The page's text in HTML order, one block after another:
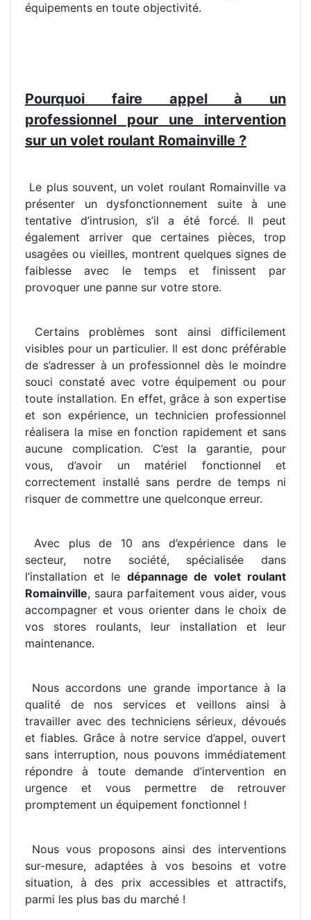
équipements en toute objectivité.
Pourquoi faire appel à un
professionnel pour une intervention
sur un volet roulant Romainville ?
Le plus souvent, un volet roulant Romainville va
présenter un dysfonctionnement suite à une
tentative d’intrusion, s’il a été forcé. Il peut
également arriver que certaines pièces, trop
usagées ou vieilles, montrent quelques signes de
faiblesse avec le temps et finissent par
provoquer une panne sur votre store.
Certains problèmes sont ainsi difficilement
visibles pour un particulier. Il est donc préférable
de s’adresser à un professionnel dès le moindre
souci constaté avec votre équipement ou pour
toute installation. En effet, grâce à son expertise
et son expérience, un technicien professionnel
réalisera la mise en fonction rapidement et sans
aucune complication. C’est la garantie, pour
vous, d’avoir un matériel fonctionnel et
correctement installé sans perdre de temps ni
risquer de commettre une quelconque erreur.
Avec plus de 10 ans d’expérience dans le
secteur, notre société, spécialisée dans
l’installation et le dépannage de volet roulant
Romainville, saura parfaitement vous aider, vous
accompagner et vous orienter dans le choix de
vos stores roulants, leur installation et leur
maintenance.
Nous accordons une grande importance à la
qualité de nos services et veillons ainsi à
travailler avec des techniciens sérieux, dévoués
et fiables. Grâce à notre service d’appel, ouvert
sans interruption, nous pouvons immédiatement
répondre à toute demande d’intervention en
urgence et vous permettre de retrouver
promptement un équipement fonctionnel !
Nous vous proposons ainsi des interventions
sur-mesure, adaptées à vos besoins et votre
situation, à des prix accessibles et attractifs,
parmi les plus bas du marché !